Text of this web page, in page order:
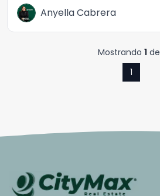
Anyella Cabrera
Mostrando 1 de
1